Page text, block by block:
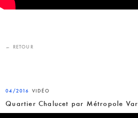
← RETOUR
04/2016 VIDÉO
Quartier Chalucet par Métropole Var